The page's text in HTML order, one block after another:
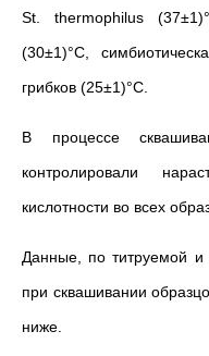
St. thermophilus
(30±1)°C,
грибков (25±1)°C.
В процессе
контролировали
кислотности во всех
Данные, по титруемой и
при сквашивании
ниже.